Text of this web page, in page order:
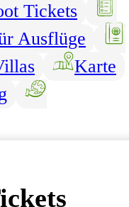
Tickets
Ausflüge
Karte